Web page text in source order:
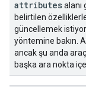
attributesalanı
belirtilen
güncellemek
yöntemine bakın.
ancak şu anda
başka ara nokta